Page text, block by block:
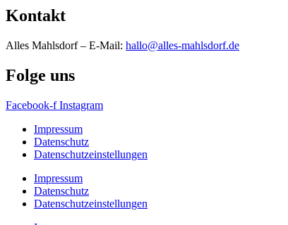
Kontakt
Alles Mahlsdorf – E-Mail: hallo@alles-mahlsdorf.de
Folge uns
Facebook-f Instagram
Impressum
Datenschutz
Datenschutzeinstellungen
Impressum
Datenschutz
Datenschutzeinstellungen